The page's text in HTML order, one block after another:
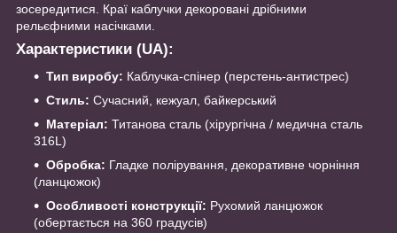
зосередитися. Краї каблучки декоровані дрібними
рельєфними насічками.
Характеристики (UA):
Тип виробу: Каблучка-спінер (перстень-антистрес)
Стиль: Сучасний, кежуал, байкерський
Матеріал: Титанова сталь (хірургічна / медична сталь
316L)
Обробка: Гладке полірування, декоративне чорніння
(ланцюжок)
Особливості конструкції: Рухомий ланцюжок
(обертається на 360 градусів)